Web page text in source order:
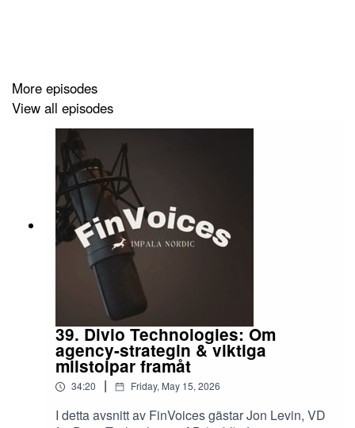
Disclaimer** Inget som sägs i podden är en köp- eller
bolaget. Impala Nordic och personer bakom Impala
Nordic äger aktier i Bolaget. Personer bakom Impala
Nordic har engagemang i Transfer Group AB i form av
styrelsearbete.
More episodes
View all episodes
39. Divio Technologies: Om
agency-strategin & viktiga
milstolpar framåt
34:20 | Friday, May 15, 2026
I detta avsnitt av FinVoices gästar Jon Levin, VD